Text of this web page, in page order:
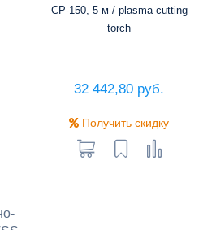
CP-150, 5 м / plasma cutting
torch
32 442,80 руб.
Получить скидку